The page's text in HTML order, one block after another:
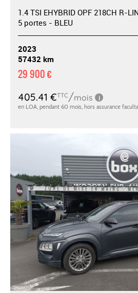
1.4 TSI EHYBRID OPF 218CH R-
5 portes - BLEU
2023
57432 km
29 900 €